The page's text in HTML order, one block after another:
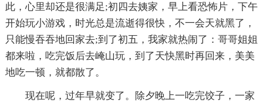
此，心里却还是很满足;初四去姨家，早上看恐怖片，下午
开始玩小游戏，时光总是流逝得很快，不一会天就黑了，
只能慢吞吞地回家去;到了初五，我家就热闹了：哥哥姐姐
都来啦，吃完饭后去崦山玩，到了天快黑时再回来，美美
地吃一顿，就都散了。
现在呢，过年早就变了。除夕晚上一吃完饺子，一家